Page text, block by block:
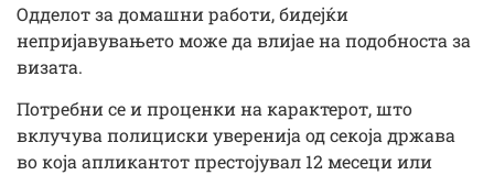
Одделот за домашни работи, бидејќи
непријавувањето може да влијае на подобноста за
визата.
Потребни се и проценки на карактерот, што
вклучува полициски уверенија од секоја држава
во која апликантот престојувал 12 месеци или